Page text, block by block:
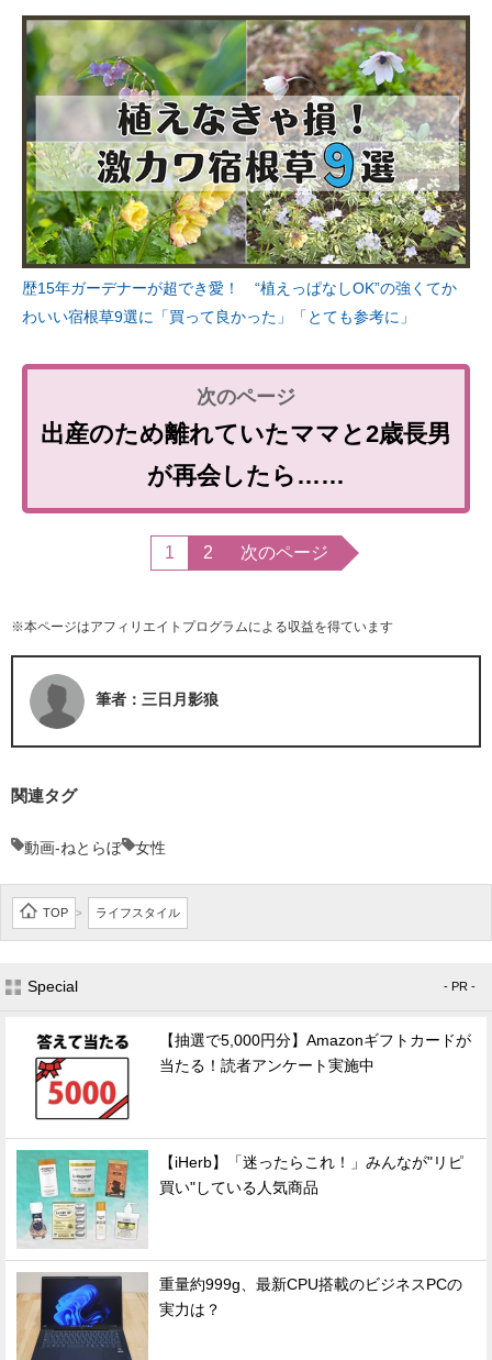
歴15年ガーデナーが超でき愛！ “植えっぱなしOK”の強くてか
わいい宿根草9選に「買って良かった」「とても参考に」
出産のため離れていたママと2歳長男
が再会したら……
1 2 次のページ
※本ページはアフィリエイトプログラムによる収益を得ています
筆者：三日月影狼
関連タグ
動画-ねとらぼ 女性
TOP > ライフスタイル
Special - PR -
【抽選で5,000円分】Amazonギフトカードが
当たる！読者アンケート実施中
【iHerb】「迷ったらこれ！」みんなが"リピ
買い"している人気商品
重量約999g、最新CPU搭載のビジネスPCの
実力は？